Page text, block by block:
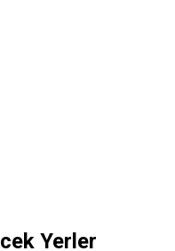
Yerler